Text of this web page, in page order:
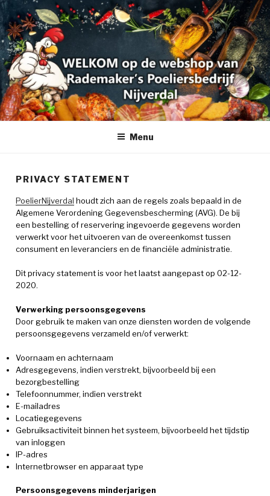
Ga
naar
de
inhoud
POELIER
NIJVERDAL
Webshop Poelier Rademaker
Nijverdal
Menu
PRIVACY STATEMENT
PoelierNijverdal houdt zich aan de regels zoals bepaald in de
Algemene Verordening Gegevensbescherming (AVG). De bij
een bestelling of reservering ingevoerde gegevens worden
verwerkt voor het uitvoeren van de overeenkomst tussen
consument en leveranciers en de financiële administratie.
Dit privacy statement is voor het laatst aangepast op 02-12-
2020.
Verwerking persoonsgegevens
Door gebruik te maken van onze diensten worden de volgende
persoonsgegevens verzameld en/of verwerkt:
Voornaam en achternaam
Adresgegevens, indien verstrekt, bijvoorbeeld bij een
bezorgbestelling
Telefoonnummer, indien verstrekt
E-mailadres
Locatiegegevens
Gebruiksactiviteit binnen het systeem, bijvoorbeeld het tijdstip
van inloggen
IP-adres
Internetbrowser en apparaat type
Persoonsgegevens minderjarigen